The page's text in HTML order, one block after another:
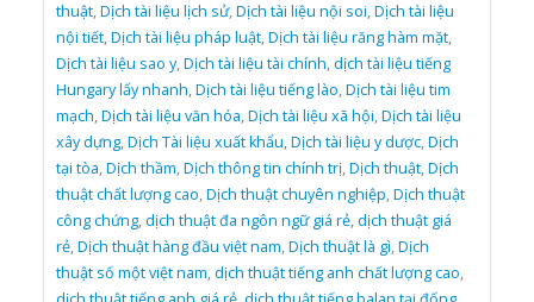
thuật,Dịch tài liệu lịch sử,Dịch tài liệu nội soi,Dịch tài liệu
nội tiết,Dịch tài liệu pháp luật,Dịch tài liệu răng hàm mặt,
Dịch tài liệu sao y,Dịch tài liệu tài chính,dịch tài liệu tiếng
Hungary lấy nhanh,Dịch tài liệu tiếng lào,Dịch tài liệu tim
mạch,Dịch tài liệu văn hóa,Dịch tài liệu xã hội,Dịch tài liệu
xây dựng,Dịch Tài liệu xuất khẩu,Dịch tài liệu y dược,Dịch
tại tòa,Dịch thầm,Dịch thông tin chính trị,Dịch thuật,Dịch
thuật chất lượng cao,Dịch thuật chuyên nghiệp,Dịch thuật
công chứng,dịch thuật đa ngôn ngữ giá rẻ,dịch thuật giá
rẻ,Dịch thuật hàng đầu việt nam,Dịch thuật là gì,Dịch
thuật số một việt nam,dịch thuật tiếng anh chất lượng cao,